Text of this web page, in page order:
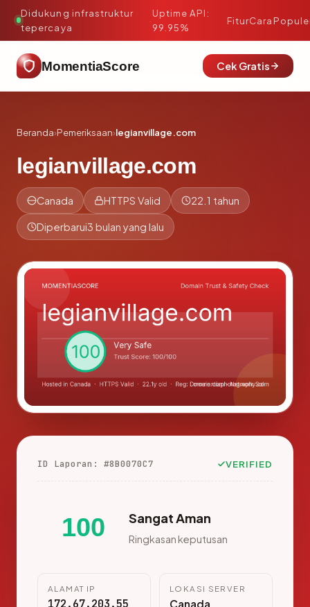
Didukung infrastruktur
tepercaya
·
Uptime API:
99.95%
FiturCara
MomentiaScore Cek Gratis
Beranda›Pemeriksaan›legianvillage.com
legianvillage.com
Canada HTTPS Valid 22.1 tahun
Diperbarui3 bulan yang lalu
ID Laporan: #8B0070C7 VERIFIED
100 Sangat Aman
Ringkasan keputusan
ALAMAT IP LOKASI SERVER
Canada